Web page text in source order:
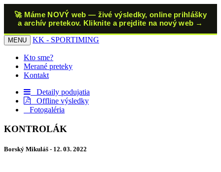
🚀 Máme NOVÝ web — živé výsledky, online prihlášky
a archív pretekov. Kliknite a prejdite na nový web →
MENU KK - SPORTIMING
Kto sme?
Merané preteky
Kontakt
Detaily podujatia
Offline výsledky
Fotogaléria
KONTROLÁK
Borský Mikuláš - 12. 03. 2022